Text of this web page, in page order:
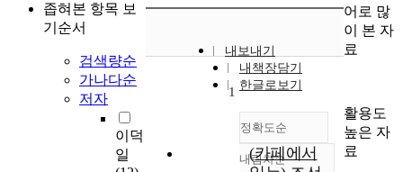
좁혀본 항목 보
기순서
검색량순
가나다순
저자
이덕
일
내보내기
내책장담기
한글로보기
정확도순
정확도
내림차순
1
(카페에서
어로 많
이 본 자
료
활용도
높은 자
료